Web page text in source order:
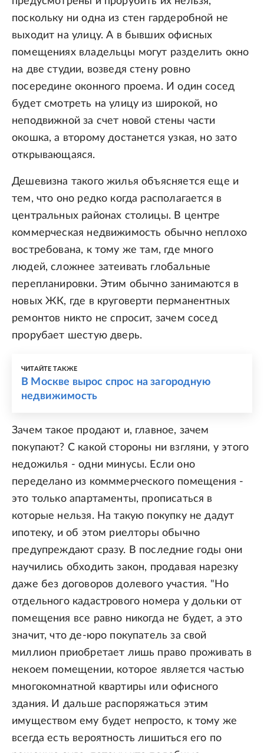
поскольку ни одна из стен гардеробной не
выходит на улицу. А в бывших офисных
помещениях владельцы могут разделить окно
на две студии, возведя стену ровно
посередине оконного проема. И один сосед
будет смотреть на улицу из широкой, но
неподвижной за счет новой стены части
окошка, а второму достанется узкая, но зато
открывающаяся.
Дешевизна такого жилья объясняется еще и
тем, что оно редко когда располагается в
центральных районах столицы. В центре
коммерческая недвижимость обычно неплохо
востребована, к тому же там, где много
людей, сложнее затеивать глобальные
перепланировки. Этим обычно занимаются в
новых ЖК, где в круговерти перманентных
ремонтов никто не спросит, зачем сосед
прорубает шестую дверь.
ЧИТАЙТЕ ТАКЖЕ
В Москве вырос спрос на загородную
недвижимость
Зачем такое продают и, главное, зачем
покупают? С какой стороны ни взгляни, у этого
недожилья - одни минусы. Если оно
переделано из комммерческого помещения -
это только апартаменты, прописаться в
которые нельзя. На такую покупку не дадут
ипотеку, и об этом риелторы обычно
предупреждают сразу. В последние годы они
научились обходить закон, продавая нарезку
даже без договоров долевого участия. "Но
отдельного кадастрового номера у дольки от
помещения все равно никогда не будет, а это
значит, что де-юро покупатель за свой
миллион приобретает лишь право проживать в
некоем помещении, которое является частью
многокомнатной квартиры или офисного
здания. И дальше распоряжаться этим
имуществом ему будет непросто, к тому же
всегда есть вероятность лишиться его по